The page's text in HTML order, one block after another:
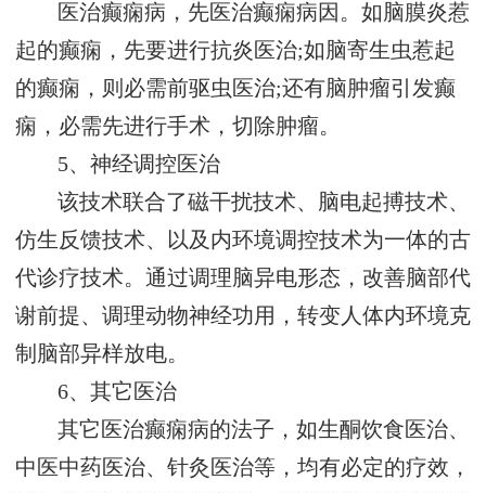
医治癫痫病，先医治癫痫病因。如脑膜炎惹
起的癫痫，先要进行抗炎医治;如脑寄生虫惹起
的癫痫，则必需前驱虫医治;还有脑肿瘤引发癫
痫，必需先进行手术，切除肿瘤。
5、神经调控医治
该技术联合了磁干扰技术、脑电起搏技术、
仿生反馈技术、以及内环境调控技术为一体的古
代诊疗技术。通过调理脑异电形态，改善脑部代
谢前提、调理动物神经功用，转变人体内环境克
制脑部异样放电。
6、其它医治
其它医治癫痫病的法子，如生酮饮食医治、
中医中药医治、针灸医治等，均有必定的疗效，